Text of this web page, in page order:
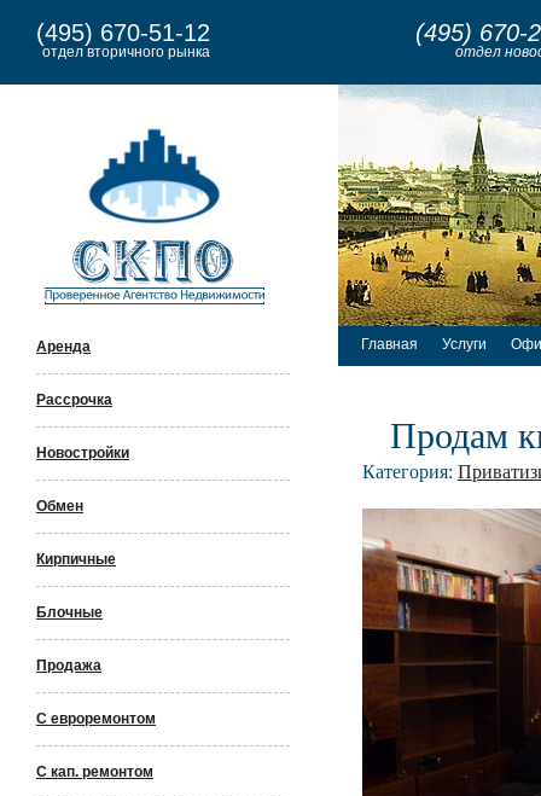
(495) 670-51-12
отдел вторичного рынка
(495) 670-
отдел
Аренда
Рассрочка
Новостройки
Обмен
Кирпичные
Блочные
Продажа
С евроремонтом
С кап. ремонтом
Главная Услуги
Продам
Категория: